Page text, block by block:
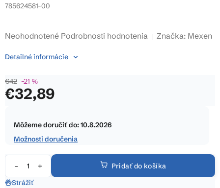
785624581-00
Priemerné
produktu
0,0
z
Neohodnotené Podrobnosti hodnotenia Značka: Mexen
€42 –21 %
€32,89
cena:
Môžeme doručiť do:10.8.2026
Možnosti doručenia
Pridať do košíka
Detailné informácie
Strážiť